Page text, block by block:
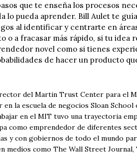
que te enseña los procesos
lo pueda aprender. Bill Aulet te
al identificar y centrarte en
o a fracasar más rápido, si tu idea
novel como si tienes
de hacer un producto
del Martin Trust Center para el
la escuela de negocios Sloan School
en el MIT tuvo una trayectoria
como emprendedor de diferentes
y con gobiernos de todo el mundo
medios como The Wall Street